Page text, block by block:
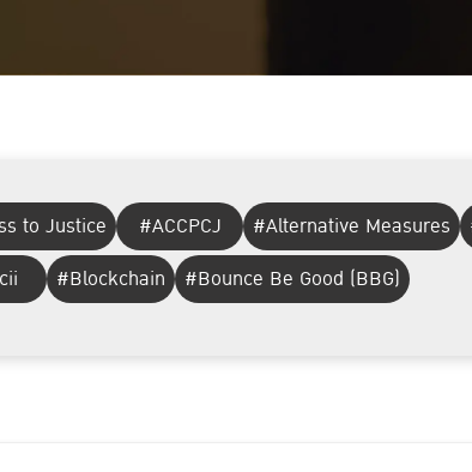
to Justice #ACCPCJ #Alternative Measures
#Blockchain #Bounce Be Good (BBG)